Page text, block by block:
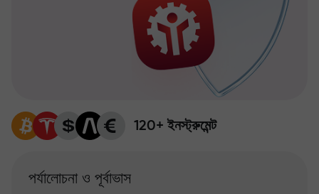
120+ ইনস্ট্রুমেন্ট
পর্যালোচনা ও পূর্বাভাস